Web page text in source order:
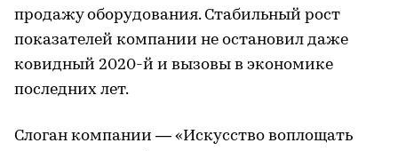
продажу оборудования. Стабильный рост
показателей компании не остановил даже
ковидный 2020-й и вызовы в экономике
последних лет.
Слоган компании — «Искусство воплощать